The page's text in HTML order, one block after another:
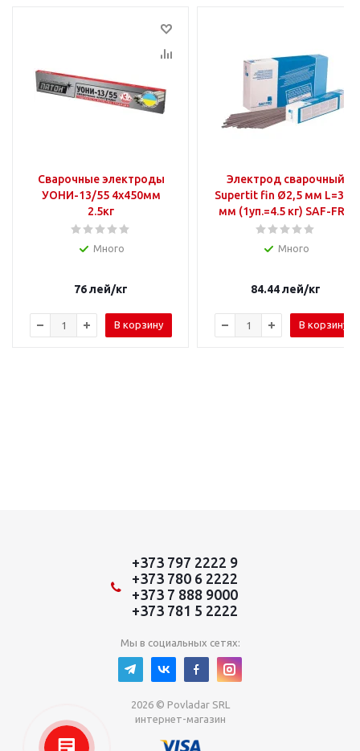
Сварочные электроды
УОНИ-13/55 4x450мм
2.5кг
Много
76лей/кг
В корзину
Электрод сварочный
Supertit fin Ø2,5 мм L=350
мм (1уп.=4.5 кг) SAF-FRO
Много
84.44лей/кг
В корзину
+373 797 2222 9
+373 780 6 2222
+373 7 888 9000
+373 781 5 2222
Мы в социальных сетях:
2026 © Povladar SRL
интернет-магазин